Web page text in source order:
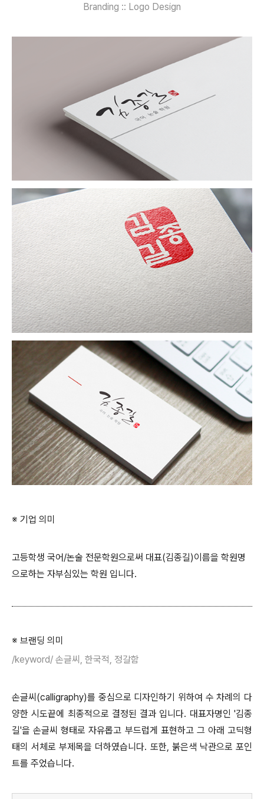
Branding :: Logo Design
※ 기업 의미
고등학생 국어/논술 전문학원으로써 대표(김종길)이름을 학원명
으로하는 자부심있는 학원 입니다.
※ 브랜딩 의미
/keyword/ 손글씨, 한국적, 정갈함
손글씨(calligraphy)를 중심으로 디자인하기 위하여 수 차례의 다
양한 시도끝에 최종적으로 결정된 결과 입니다. 대표자명인 '김종
길'을 손글씨 형태로 자유롭고 부드럽게 표현하고 그 아래 고딕형
태의 서체로 부제목을 더하였습니다. 또한, 붉은색 낙관으로 포인
트를 주었습니다.